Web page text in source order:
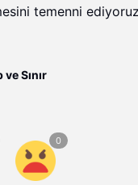
temenni
Sınır